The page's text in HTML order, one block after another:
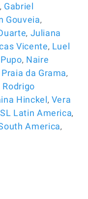
, Gabriel
Gouveia,
, Juliana
Vicente, Luel
, Naire
Praia da Grama,
Rodrigo
Hinckel, Vera
Latin America,
America,